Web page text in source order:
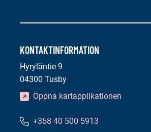
KONTAKTINFORMATION
Hyryläntie 9
04300 Tusby
Öppna kartapplikationen
Telefonnummer:
+358 40 500 5913